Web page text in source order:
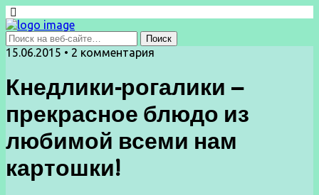
15.06.2015 • 2 комментария
Кнедлики-рогалики –
прекрасное блюдо из
любимой всеми нам
картошки!